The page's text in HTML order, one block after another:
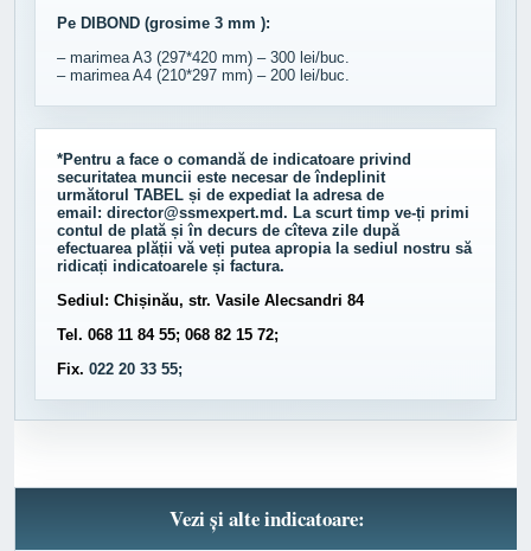
Pe DIBOND (grosime 3 mm ):
– marimea A3 (297*420 mm) – 300 lei/buc.
– marimea A4 (210*297 mm) – 200 lei/buc.
*Pentru a face o comandă de indicatoare privind
securitatea muncii este necesar de îndeplinit
următorul TABEL și de expediat la adresa de
email: director@ssmexpert.md. La scurt timp ve-ți primi
contul de plată și în decurs de cîteva zile după
efectuarea plății vă veți putea apropia la sediul nostru să
ridicați indicatoarele și factura.
Sediul: Chișinău, str. Vasile Alecsandri 84
Tel. 068 11 84 55; 068 82 15 72;
Fix. 022 20 33 55;
Vezi și alte indicatoare: